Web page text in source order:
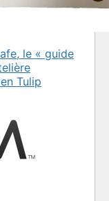
le « guide
Tulip